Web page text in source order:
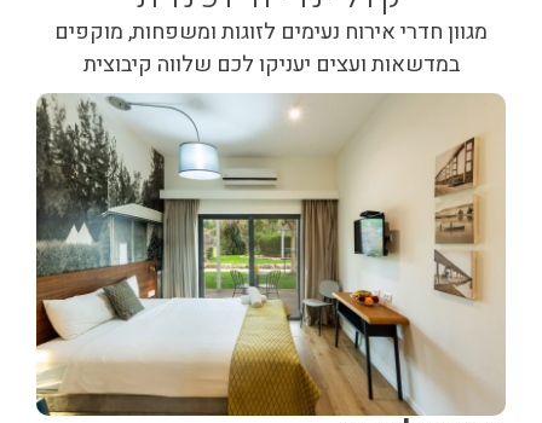
מגוון חדרי אירוח נעימים לזוגות ומשפחות, מוקפים
במדשאות ועצים יעניקו לכם שלווה קיבוצית